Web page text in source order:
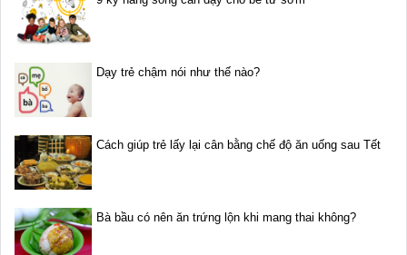
Dạy trẻ chậm nói như thế nào?
Cách giúp trẻ lấy lại cân bằng chế độ ăn uống sau Tết
Bà bầu có nên ăn trứng lộn khi mang thai không?